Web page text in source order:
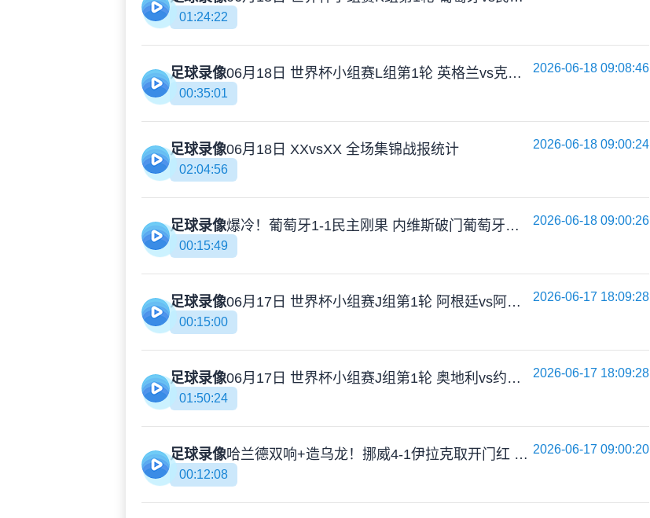
01:24:22
足球录像 06月18日 世界杯小组赛L组第1轮 英格兰vs克罗地亚 全场录像
00:35:01
2026-06-18 09:08:46
足球录像06月18日 XXvsXX 全场集锦战报统计
02:04:56
2026-06-18 09:00:24
足球录像 爆冷！葡萄牙1-1民主刚果 内维斯破门葡萄牙全场7射1正C罗3射0正
00:15:49
2026-06-18 09:00:26
足球录像 06月17日 世界杯小组赛J组第1轮 阿根廷vs阿尔及利亚 全场录像
00:15:00
2026-06-17 18:09:28
足球录像 06月17日 世界杯小组赛J组第1轮 奥地利vs约旦 全场录像
01:50:24
2026-06-17 18:09:28
足球录像 哈兰德双响+造乌龙！挪威4-1伊拉克取开门红 亚足联球队本届首败
00:12:08
2026-06-17 09:00:20